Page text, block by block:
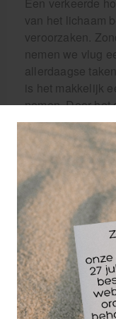
van het lichaam
veroorzaken.
nemen we vlug
allerdaagse
is het makkelijk
nemen. Door het
brace kan je dit
betere houding
in de rug de
organen niet
tot rugpijn,
gewrichtspijn.
Door de
bevestigen en
terwijl je je buik
achteren duwt,